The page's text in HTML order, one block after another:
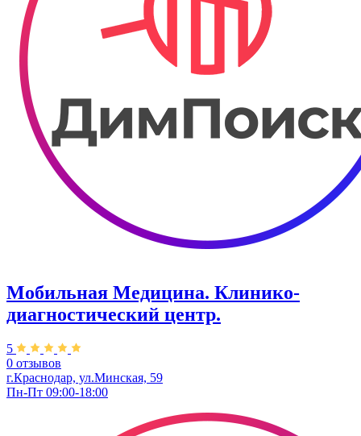
Мобильная Медицина. Клинико-
диагностический центр.
5
0 отзывов
г.Краснодар, ул.​Минская, 59
Пн-Пт 09:00-18:00